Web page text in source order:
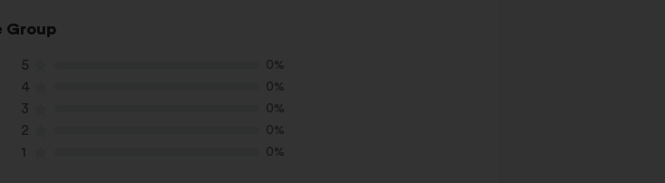
Group
5 0%
4 0%
3 0%
2 0%
1 0%